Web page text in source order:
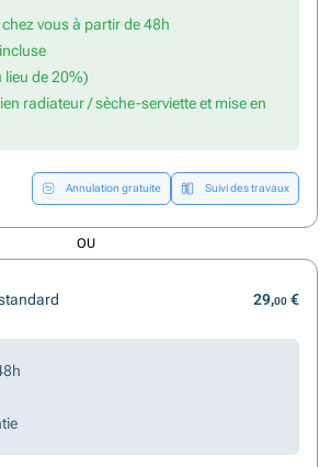
vous à partir de 48h
lieu de 20%)
radiateur / sèche-serviette et mise en
Annulation gratuite Suivi des travaux
OU
29,00 €